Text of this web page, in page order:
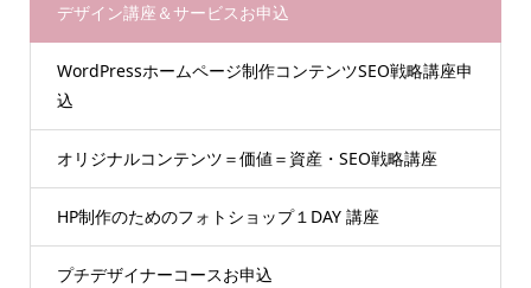
デザイン講座＆サービスお申込
WordPressホームページ制作コンテンツSEO戦略講座申
込
オリジナルコンテンツ＝価値＝資産・SEO戦略講座
HP制作のためのフォトショップ１DAY 講座
プチデザイナーコースお申込